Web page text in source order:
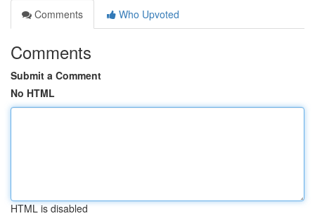
Comments
Who Upvoted
Comments
Submit a Comment
No HTML
HTML is disabled